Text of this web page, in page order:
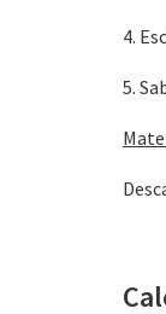
4.
5.